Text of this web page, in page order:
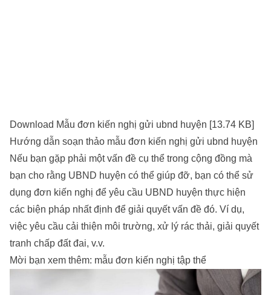
Download Mẫu đơn kiến nghị gửi ubnd huyện [13.74 KB]
Hướng dẫn soạn thảo mẫu đơn kiến nghị gửi ubnd huyện
Nếu bạn gặp phải một vấn đề cụ thể trong cộng đồng mà
bạn cho rằng UBND huyện có thể giúp đỡ, bạn có thể sử
dụng đơn kiến nghị để yêu cầu UBND huyện thực hiện
các biện pháp nhất định để giải quyết vấn đề đó. Ví dụ,
việc yêu cầu cải thiện môi trường, xử lý rác thải, giải quyết
tranh chấp đất đai, v.v.
Mời bạn xem thêm: mẫu đơn kiến nghị tập thể